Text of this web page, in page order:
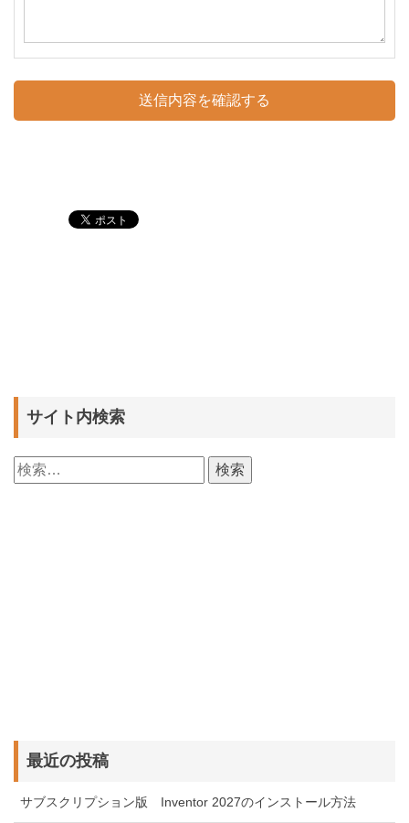
サイト内検索
検
索:
最近の投稿
サブスクリプション版 Inventor 2027のインストール方法